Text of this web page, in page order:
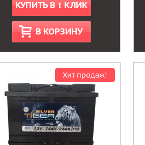
КУПИТЬ В 1 КЛИК
В КОРЗИНУ
Хит продаж!